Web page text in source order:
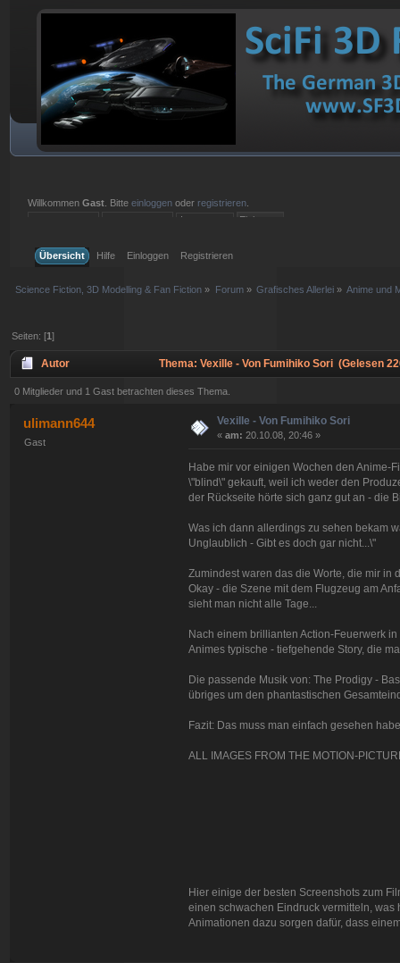
WillkommenGast . Bitteeinloggen oder registrieren
Übersicht
Hilfe Einloggen Registrieren
Science Fiction, 3D Modelling & Fan Fiction » Forum» Grafisches Allerlei » Anime und
Seiten: [1]
Autor Thema: Vexille - Von Fumihiko Sori (Gelesen
0 Mitglieder und 1 Gast betrachten dieses Thema.
ulimann644
Gast
Vexille - Von Fumihiko Sori
«am: 20.10.08, 20:46 »
Habe mir vor einigen Wochen den Anime-
\"blind\" gekauft, weil ich weder den
der Rückseite hörte sich ganz gut an - die
Was ich dann allerdings zu sehen bekam
Unglaublich - Gibt es doch gar nicht...\"
Zumindest waren das die Worte, die mir in
Okay - die Szene mit dem Flugzeug am
sieht man nicht alle Tage...
Nach einem brillianten Action-Feuerwerk
Animes typische - tiefgehende Story, die
Die passende Musik von: The Prodigy -
übriges um den phantastischen
Fazit: Das muss man einfach gesehen
ALL IMAGES FROM THE MOTION-
Hier einige der besten Screenshots zum
einen schwachen Eindruck vermitteln,
Animationen dazu sorgen dafür, dass